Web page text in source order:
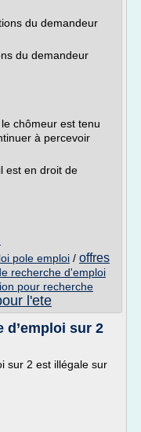
du demandeur
du demandeur
chômeur est tenu
à percevoir
est en droit de
pole emploi / offres
recherche d'emploi
pour recherche
l'ete
d’emploi sur 2
sur 2 est illégale sur